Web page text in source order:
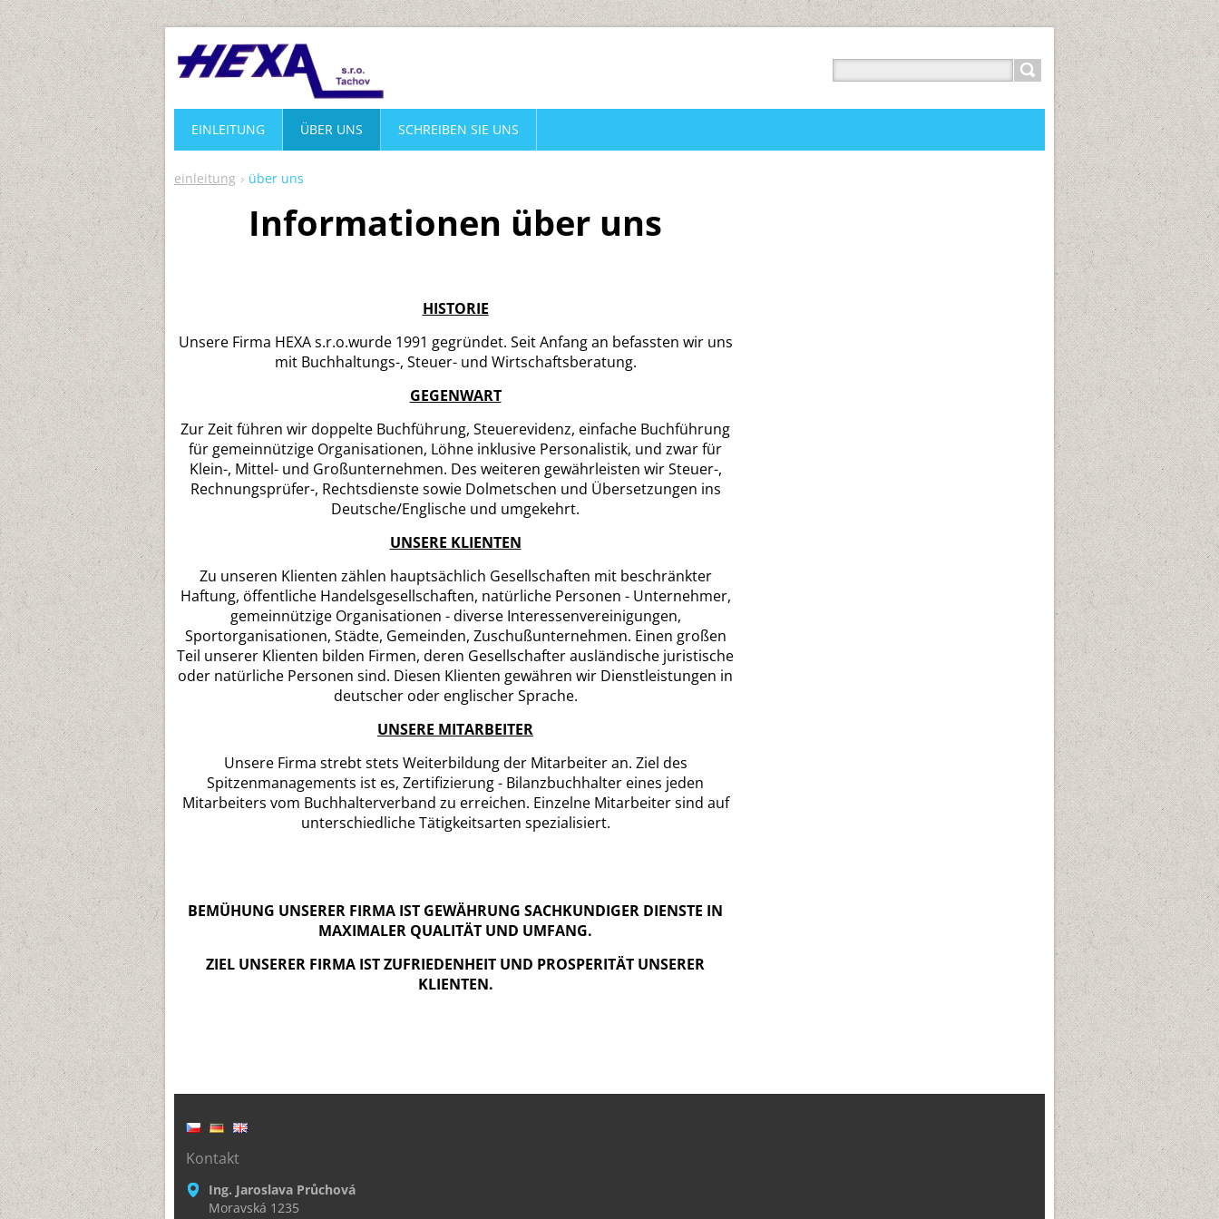
einleitung über uns
Informationen über uns
HISTORIE
Unsere Firma HEXA s.r.o.wurde 1991 gegründet. Seit Anfang an befassten wir uns
mit Buchhaltungs-, Steuer- und Wirtschaftsberatung​​.
GEGENWART
Zur Zeit führen wir doppelte Buchführung, Steuerevidenz​, einfache Buchführung
für gemeinnützige Organisationen, Löhne inklusive Personalistik, und zwar für
Klein-, Mittel- und Großunternehmen. Des weiteren gewährleisten wir Steuer-,
Rechnungsprüfer-, Rechtsdienste sowie Dolmetschen und Übersetzungen ins
Deutsche/Englische und umgekehrt.
UNSERE KLIENTEN
Zu unseren Klienten zählen hauptsächlich Gesellschaften mit beschränkter
Haftung, öffentliche Handelsgesellschaften, natürliche Personen - Unternehmer,
gemeinnützige Organisationen - diverse Interessenvereinigungen,
Sportorganisationen, Städte, Gemeinden, Zuschußunternehmen. Einen großen
Teil unserer Klienten bilden Firmen, deren Gesellschafter ausländische juristische
oder natürliche Personen sind. Diesen Klienten gewähren wir Dienstleistungen in
deutscher oder englischer Sprache.
UNSERE MITARBEITER
Unsere Firma strebt stets Weiterbildung der Mitarbeiter an. Ziel des
Spitzenmanagements ist es, Zertifizierung - Bilanzbuchhalter eines jeden
Mitarbeiters vom Buchhalterverband zu erreichen. Einzelne Mitarbeiter sind auf
unterschiedliche Tätigkeitsarten spezialisiert.
BEMÜHUNG UNSERER FIRMA IST GEWÄHRUNG SACHKUNDIGER DIENSTE IN
MAXIMALER QUALITÄT UND UMFANG.
ZIEL UNSERER FIRMA IST ZUFRIEDENHEIT UND PROSPERITÄT UNSERER
KLIENTEN.
EINLEITUNG ÜBER UNS SCHREIBEN SIE UNS
Kontakt
Ing. Jaroslava Průchová
Moravská 1235